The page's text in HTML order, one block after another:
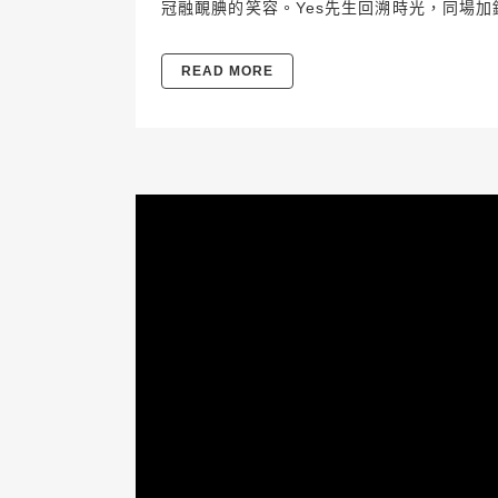
冠融靦腆的笑容。Yes先生回溯時光，同場加
READ MORE